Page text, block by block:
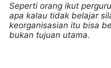
Seperti orang ikut
apa kalau tidak belajar
keorganisasian itu bisa
bukan tujuan utama.